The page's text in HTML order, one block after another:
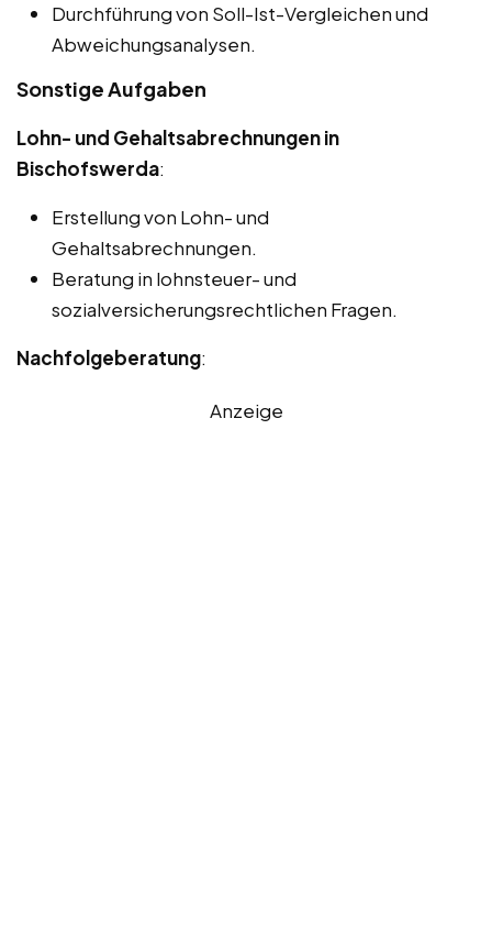
Durchführung von Soll-Ist-Vergleichen und
Abweichungsanalysen.
Sonstige Aufgaben
Lohn- und Gehaltsabrechnungen in
Bischofswerda:
Erstellung von Lohn- und
Gehaltsabrechnungen.
Beratung in lohnsteuer- und
sozialversicherungsrechtlichen Fragen.
Nachfolgeberatung:
Anzeige